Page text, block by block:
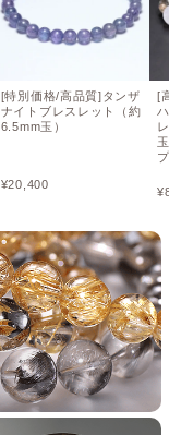
[特別価格/高品質]タンザ
ナイトブレスレット（約
6.5mm玉）
¥20,400
[
¥